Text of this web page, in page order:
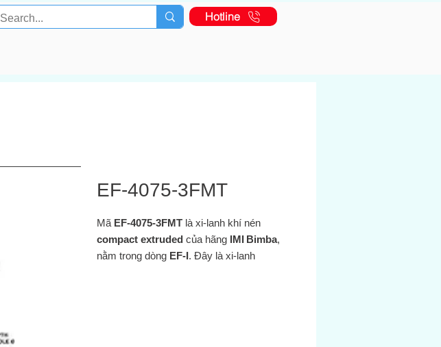
Hotline
EF-4075-3FMT
Mã EF‑4075‑3FMT là xi‑lanh khí nén
compact extruded của hãng IMI Bimba,
nằm trong dòng EF‑I. Đây là xi‑lanh